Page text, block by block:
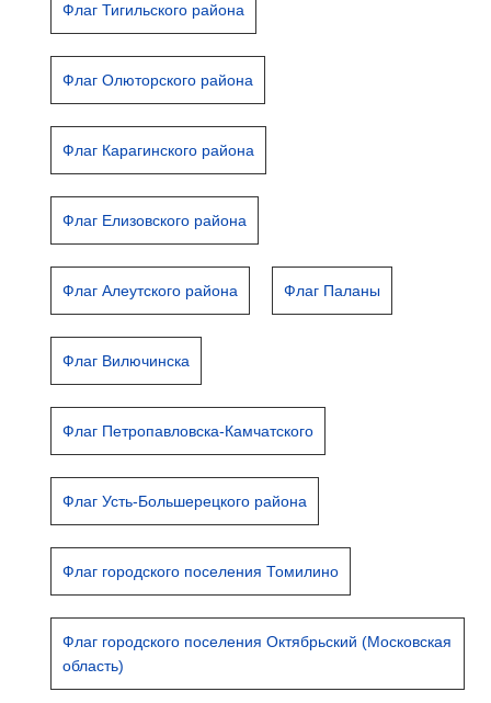
Флаг Тигильского района
Флаг Олюторского района
Флаг Карагинского района
Флаг Елизовского района
Флаг Алеутского района Флаг Паланы
Флаг Вилючинска
Флаг Петропавловска-Камчатского
Флаг Усть-Большерецкого района
Флаг городского поселения Томилино
Флаг городского поселения Октябрьский (Московская
область)